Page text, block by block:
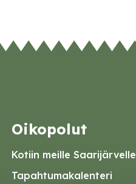
Oikopolut
Kotiin meille Saarijärvelle
Tapahtumakalenteri